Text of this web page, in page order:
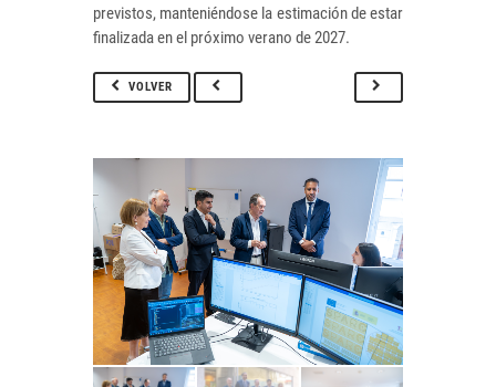
previstos, manteniéndose la estimación de estar
finalizada en el próximo verano de 2027.
VOLVER